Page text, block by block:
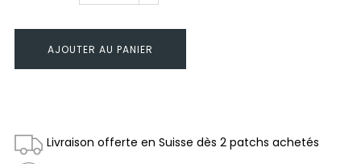
AJOUTER AU PANIER
Livraison offerte en Suisse dès 2 patchs achetés